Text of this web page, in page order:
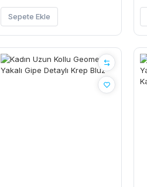
Sepete Ekle